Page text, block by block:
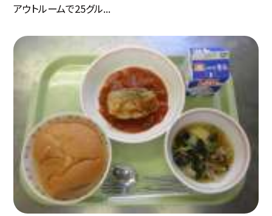
アウトルームで25グル...